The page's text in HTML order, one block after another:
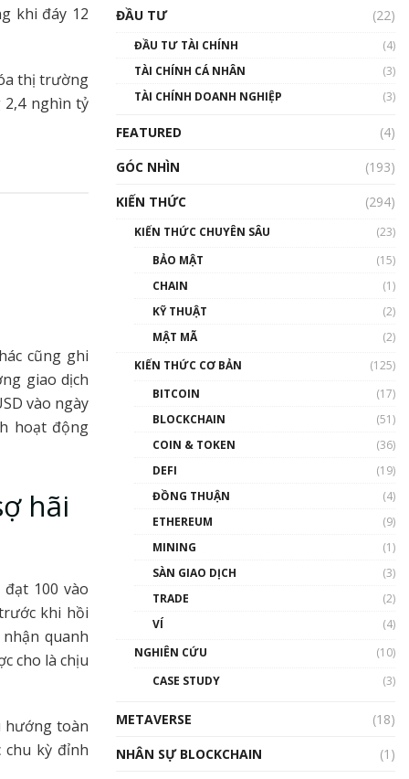
khi đáy 12
thị trường
2,4 nghìn tỷ
cũng ghi
giao dịch
vào ngày
hoạt động
hãi
100 vào
khi hồi
quanh
cho là chịu
hướng toàn
kỳ đỉnh
uptrend trong năm 2023? |
Phổ cập Blockchain
00:02:14
Nhìn lại năm 2022: Những
nhân vật ảnh hưởng nhất
hệ sinh thái tiền mã hoá |
Blockchain
Nhân sự tương lại ngành
Blockchain Việt Nam | Phổ
cập Blockchain
Blockchain đang được ứng
01:34:46
ĐẦU TƯ (22)
ĐẦU TƯ TÀI CHÍNH
(4)
TÀI CHÍNH CÁ NHÂN
(3)
TÀI CHÍNH DOANH NGHIỆP
(3)
FEATURED
(4)
GÓC NHÌN
(193)
KIẾN THỨC
(294)
KIẾN THỨC CHUYÊN SÂU
(23)
BẢO MẬT
(15)
CHAIN
(1)
KỸ THUẬT
(2)
MẬT MÃ
(2)
KIẾN THỨC CƠ BẢN
(125)
BITCOIN
(17)
BLOCKCHAIN
(51)
COIN & TOKEN
(36)
DEFI
(19)
ĐỒNG THUẬN
(4)
ETHEREUM
(9)
MINING
(1)
SÀN GIAO DỊCH
(3)
TRADE
(2)
VÍ
(4)
NGHIÊN CỨU
(10)
CASE STUDY
(3)
METAVERSE
(18)
NHÂN SỰ BLOCKCHAIN
(1)